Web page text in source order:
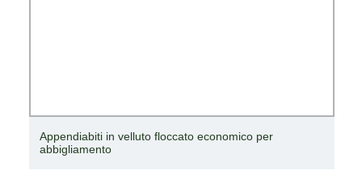
Appendiabiti in velluto floccato economico per
abbigliamento